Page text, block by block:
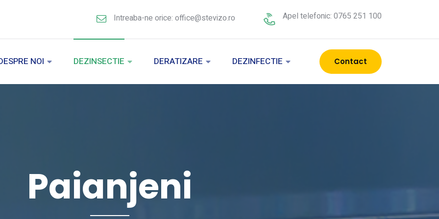
Intreaba-ne orice: office@stevizo.ro Apel telefonic: 0765 251 100
NOI DEZINSECTIE DERATIZARE DEZINFECTIE Contact
Paianjeni